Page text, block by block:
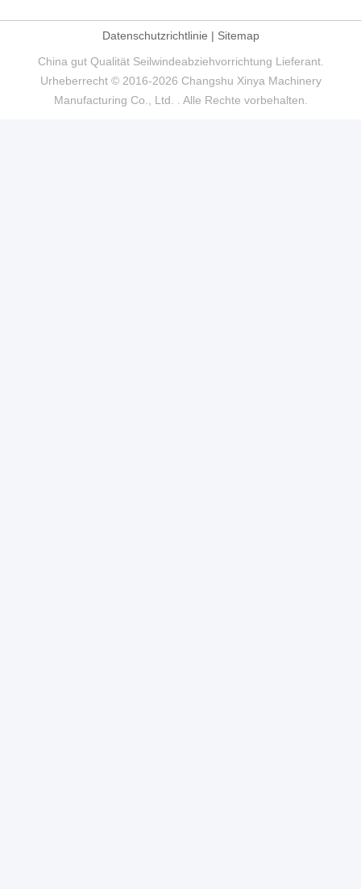
Datenschutzrichtlinie | Sitemap
China gut Qualität Seilwindeabziehvorrichtung Lieferant.
Urheberrecht © 2016-2026 Changshu Xinya Machinery
Manufacturing Co., Ltd. . Alle Rechte vorbehalten.